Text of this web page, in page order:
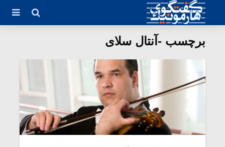
برچسب -آنتال سلای